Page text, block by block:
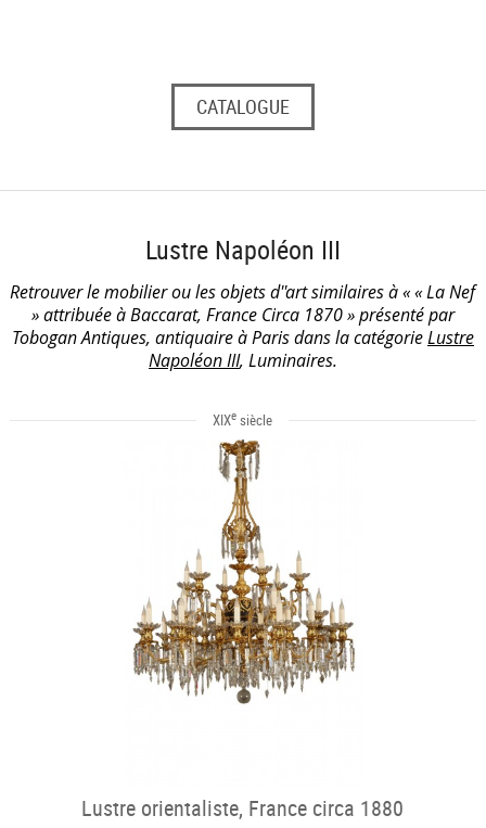
CATALOGUE
Lustre Napoléon III
Retrouver le mobilier ou les objets d''art similaires à « « La Nef
» attribuée à Baccarat, France Circa 1870 » présenté par
Tobogan Antiques, antiquaire à Paris dans la catégorieLustre
Napoléon III, Luminaires.
XIXe siècle
Lustre orientaliste, France circa 1880